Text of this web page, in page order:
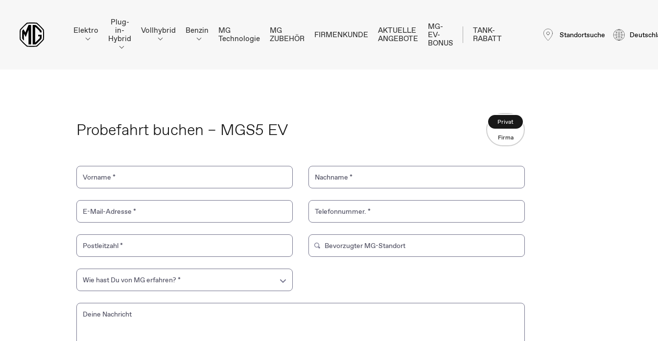
Elektro
Plug-
in-
Hybrid
Vollhybrid Benzin
MG
Technologie
MG
ZUBEHÖR
FIRMENKUNDE
AKTUELLE
ANGEBOTE
MG-
EV-
BONUS
TANK-
RABATT
Standortsuche
Probefahrt buchen – MGS5 EV
Privat
Firma
Vorname * Nachname *
E-Mail-Adresse * Telefonnummer. *
Postleitzahl* Tippen Sie, um nach einem Markenshop zu suchen. Verwenden Sie die Pfeiltasten, um durch die
Bevorzugter MG-Standort
Wie hast Du von MG erfahren? *
Event
Deine Nachricht